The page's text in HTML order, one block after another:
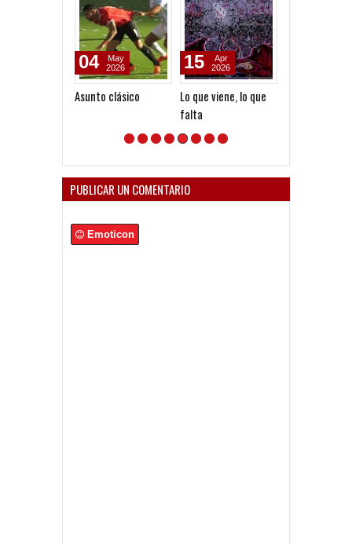
Asunto clásico
04
May
2026
Lo que viene, lo que
falta
15
Apr
2026
PUBLICAR UN COMENTARIO
Emoticon